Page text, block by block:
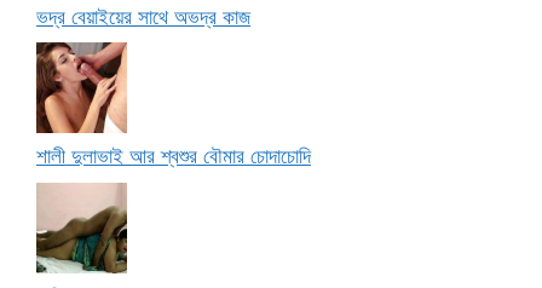
ভদ্র বেয়াইয়ের সাথে অভদ্র কাজ
শালী দুলাভাই আর শ্বশুর বৌমার চোদাচোদি